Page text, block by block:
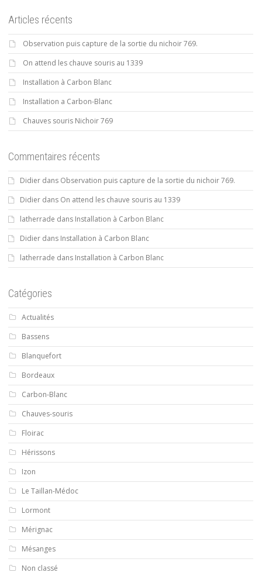
Articles récents
Observation puis capture de la sortie du nichoir 769.
On attend les chauve souris au 1339
Installation à Carbon Blanc
Installation a Carbon-Blanc
Chauves souris Nichoir 769
Commentaires récents
Didier dans Observation puis capture de la sortie du nichoir 769.
Didier dans On attend les chauve souris au 1339
latherrade dans Installation à Carbon Blanc
Didier dans Installation à Carbon Blanc
latherrade dans Installation à Carbon Blanc
Catégories
Actualités
Bassens
Blanquefort
Bordeaux
Carbon-Blanc
Chauves-souris
Floirac
Hérissons
Izon
Le Taillan-Médoc
Lormont
Mérignac
Mésanges
Non classé